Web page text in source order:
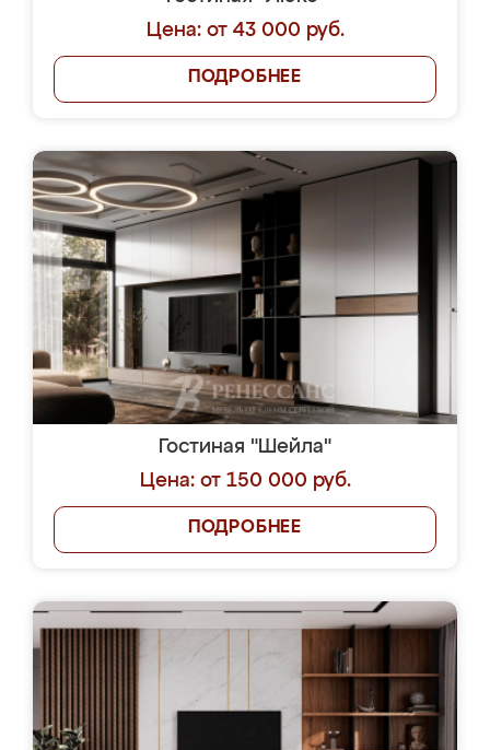
Цена: от 43 000 руб.
ПОДРОБНЕЕ
Гостиная "Шейла"
Цена: от 150 000 руб.
ПОДРОБНЕЕ